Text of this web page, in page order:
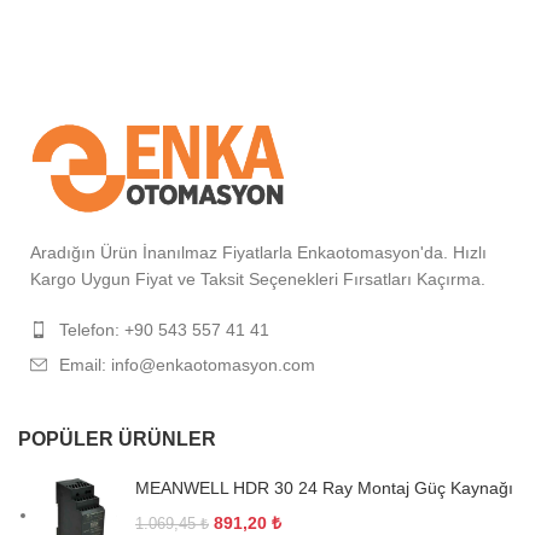
Aradığın Ürün İnanılmaz Fiyatlarla Enkaotomasyon'da. Hızlı
Kargo Uygun Fiyat ve Taksit Seçenekleri Fırsatları Kaçırma.
Telefon: +90 543 557 41 41
Email: info@enkaotomasyon.com
POPÜLER ÜRÜNLER
MEANWELL HDR 30 24 Ray Montaj Güç Kaynağı
1.069,45₺ 891,20 ₺